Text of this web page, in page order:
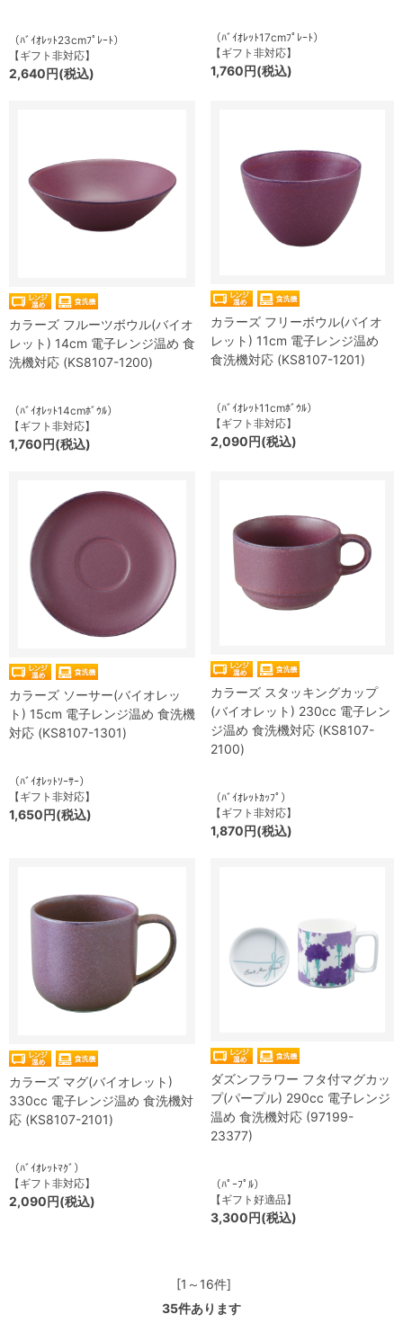
（ﾊﾞｲｵﾚｯﾄ23cmﾌﾟﾚｰﾄ）
【ギフト非対応】
2,640円(税込)
（ﾊﾞｲｵﾚｯﾄ17cmﾌﾟﾚｰﾄ）
【ギフト非対応】
1,760円(税込)
カラーズ フルーツボウル(バイオ
レット) 14cm 電子レンジ温め 食
洗機対応 (KS8107-1200)
（ﾊﾞｲｵﾚｯﾄ14cmﾎﾞｳﾙ）
【ギフト非対応】
1,760円(税込)
カラーズ フリーボウル(バイオ
レット) 11cm 電子レンジ温め
食洗機対応 (KS8107-1201)
（ﾊﾞｲｵﾚｯﾄ11cmﾎﾞｳﾙ）
【ギフト非対応】
2,090円(税込)
カラーズ ソーサー(バイオレッ
ト) 15cm 電子レンジ温め 食洗機
対応 (KS8107-1301)
（ﾊﾞｲｵﾚｯﾄｿｰｻｰ）
【ギフト非対応】
1,650円(税込)
カラーズ スタッキングカップ
(バイオレット) 230cc 電子レン
ジ温め 食洗機対応 (KS8107-
2100)
（ﾊﾞｲｵﾚｯﾄｶｯﾌﾟ）
【ギフト非対応】
1,870円(税込)
カラーズ マグ(バイオレット)
330cc 電子レンジ温め 食洗機対
応 (KS8107-2101)
（ﾊﾞｲｵﾚｯﾄﾏｸﾞ）
【ギフト非対応】
2,090円(税込)
ダズンフラワー フタ付マグカッ
プ(パープル) 290cc 電子レンジ
温め 食洗機対応 (97199-
23377)
（ﾊﾟｰﾌﾟﾙ）
【ギフト好適品】
3,300円(税込)
[1～16件]
35件あります